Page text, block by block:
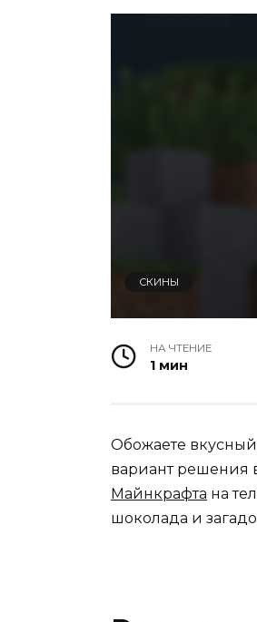
СКИНЫ
НА ЧТЕНИЕ
1 мин
Обожаете
вариант решения
Майнкрафта на
шоколада и